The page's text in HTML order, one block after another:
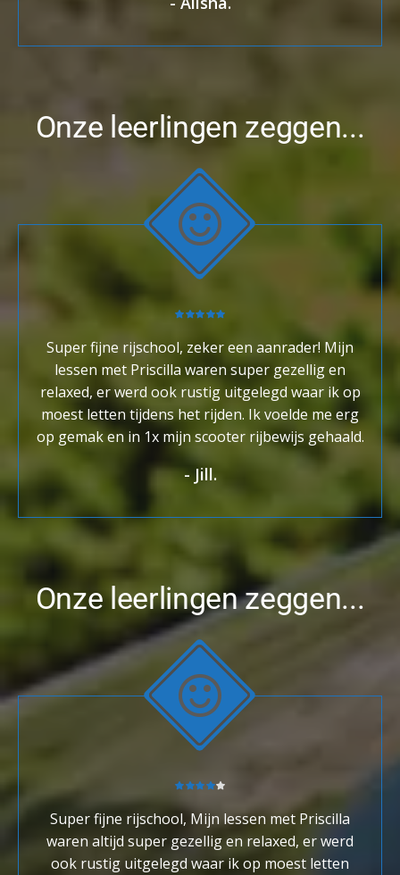
Onze leerlingen zeggen...
Super fijne rijschool, zeker een aanrader! Mijn
lessen met Priscilla waren super gezellig en
relaxed, er werd ook rustig uitgelegd waar ik op
moest letten tijdens het rijden. Ik voelde me erg
op gemak en in 1x mijn scooter rijbewijs gehaald.
- Jill.
Onze leerlingen zeggen...
Super fijne rijschool, Mijn lessen met Priscilla
waren altijd super gezellig en relaxed, er werd
ook rustig uitgelegd waar ik op moest letten